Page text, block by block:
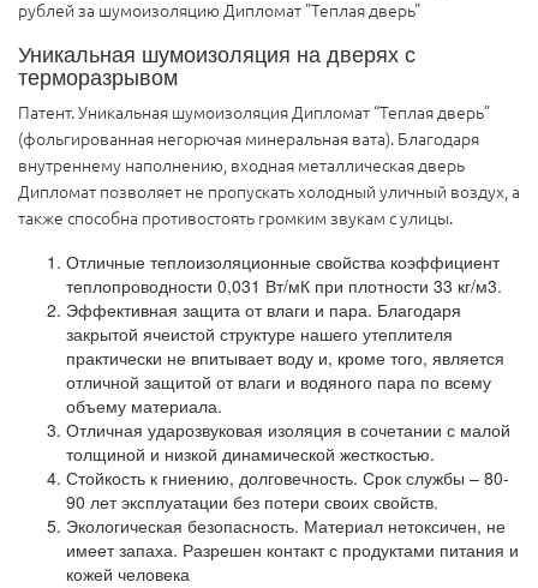
рублей за шумоизоляцию Дипломат "Теплая дверь"
Уникальная шумоизоляция на дверях с
терморазрывом
Патент. Уникальная шумоизоляция Дипломат “Теплая дверь”
(фольгированная негорючая минеральная вата). Благодаря
внутреннему наполнению, входная металлическая дверь
Дипломат позволяет не пропускать холодный уличный воздух, а
также способна противостоять громким звукам с улицы.
Отличные теплоизоляционные свойства коэффициент
теплопроводности 0,031 Вт/мК при плотности 33 кг/м3.
Эффективная защита от влаги и пара. Благодаря
закрытой ячеистой структуре нашего утеплителя
практически не впитывает воду и, кроме того, является
отличной защитой от влаги и водяного пара по всему
объему материала.
Отличная ударозвуковая изоляция в сочетании с малой
толщиной и низкой динамической жесткостью.
Стойкость к гниению, долговечность. Срок службы – 80-
90 лет эксплуатации без потери своих свойств.
Экологическая безопасность. Материал нетоксичен, не
имеет запаха. Разрешен контакт с продуктами питания и
кожей человека